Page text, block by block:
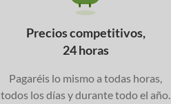
Precios competitivos,
24 horas
Pagaréis lo mismo a todas horas,
todos los días y durante todo el año.